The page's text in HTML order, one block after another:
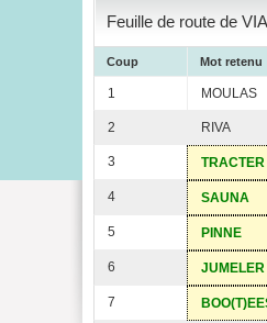
Feuille de route de
Coup Mot retenu
1 MOULAS
2 RIVA
3 TRACTER
4 SAUNA
5 PINNE
6 JUMELER
7